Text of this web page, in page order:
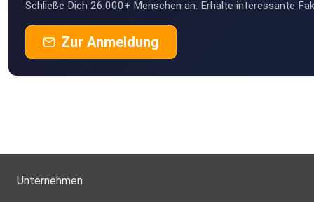
Schließe Dich 26.000+ Menschen an. Erhalte interessante
Zur Anmeldung
Unternehmen